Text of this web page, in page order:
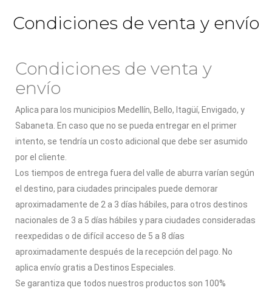
Condiciones de venta y envío
Condiciones de venta y
envío
Aplica para los municipios Medellín, Bello, Itagüí, Envigado, y
Sabaneta. En caso que no se pueda entregar en el primer
intento, se tendría un costo adicional que debe ser asumido
por el cliente.
Los tiempos de entrega fuera del valle de aburra varían según
el destino, para ciudades principales puede demorar
aproximadamente de 2 a 3 días hábiles, para otros destinos
nacionales de 3 a 5 días hábiles y para ciudades consideradas
reexpedidas o de difícil acceso de 5 a 8 días
aproximadamente después de la recepción del pago. No
aplica envío gratis a Destinos Especiales.
Se garantiza que todos nuestros productos son 100%